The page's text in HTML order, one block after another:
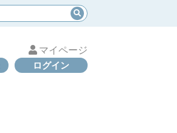
マイページ
ログイン